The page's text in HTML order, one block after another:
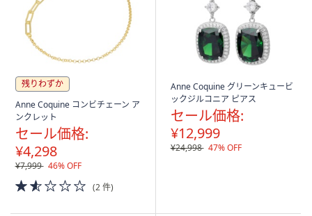
残りわずか
Anne Coquine コンビチェーン ア
ンクレット
セール価格:
¥4,298
¥7,999 46% OFF
1.5
of
(2 件)
Anne Coquine グリーンキュービ
ックジルコニア ピアス
セール価格:
¥12,999
¥24,998 47% OFF